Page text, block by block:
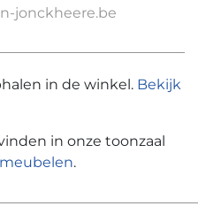
jonckheere.be
in de winkel. Bekijk
in onze toonzaal
.